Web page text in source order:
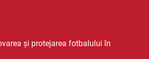
și protejarea fotbalului în